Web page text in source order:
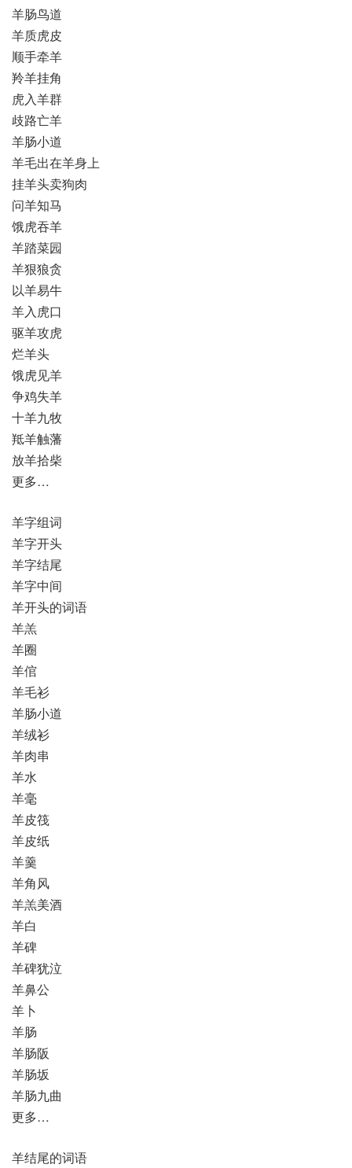
羊肠鸟道
羊质虎皮
顺手牵羊
羚羊挂角
虎入羊群
歧路亡羊
羊肠小道
羊毛出在羊身上
挂羊头卖狗肉
问羊知马
饿虎吞羊
羊踏菜园
羊狠狼贪
以羊易牛
羊入虎口
驱羊攻虎
烂羊头
饿虎见羊
争鸡失羊
十羊九牧
羝羊触藩
放羊拾柴
更多…
羊字组词
羊字开头
羊字结尾
羊字中间
羊开头的词语
羊羔
羊圈
羊倌
羊毛衫
羊肠小道
羊绒衫
羊肉串
羊水
羊毫
羊皮筏
羊皮纸
羊羹
羊角风
羊羔美酒
羊白
羊碑
羊碑犹泣
羊鼻公
羊卜
羊肠
羊肠阪
羊肠坂
羊肠九曲
更多…
羊结尾的词语